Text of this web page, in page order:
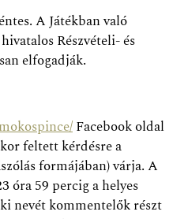
A Játékban való
Részvételi- és
elfogadják.
Facebook oldal
feltett kérdésre a
formájában) várja. A
óra 59 percig a helyes
nevét kommentelők részt